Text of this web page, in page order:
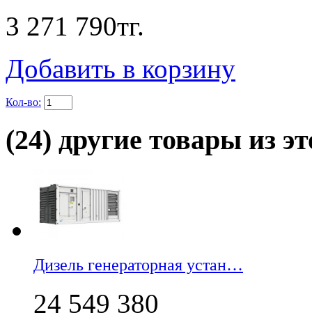
3 271 790тг.
Добавить в корзину
Кол-во:
(24) другие товары из
Дизель генераторная устан…
24 549 380